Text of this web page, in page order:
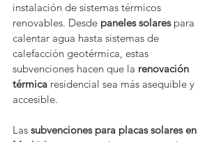
instalación de sistemas térmicos
renovables. Desde paneles solares para
calentar agua hasta sistemas de
calefacción geotérmica, estas
subvenciones hacen que la renovación
térmica residencial sea más asequible y
accesible.
Las subvenciones para placas solares en